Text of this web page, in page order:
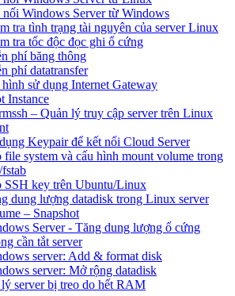
nối Windows Server từ Windows
tra tình trạng tài nguyên của server Linux
tra tốc độc đọc ghi ổ cứng
phí băng thông
phí datatransfer
sử dụng Internet Gateway
Instance
– Quản lý truy cập server trên Linux
Keypair để kết nối Cloud Server
file system và cấu hình mount volume trong
fstab
SSH key trên Ubuntu/Linux
dung lượng datadisk trong Linux server
– Snapshot
Server - Tăng dung lượng ổ cứng
cần tắt server
server: Add & format disk
server: Mở rộng datadisk
server bị treo do hết RAM